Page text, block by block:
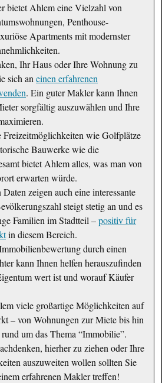
bietet Ahlem eine Vielzahl von
Penthouse-
Apartments mit modernster
Ihr Haus oder Ihre Wohnung zu
sich an einen erfahrenen
. Ein guter Makler kann Ihnen
sorgfältig auszuwählen und Ihre
wie Golfplätze
Bauwerke wie die
bietet Ahlem alles, was man von
erwarten würde.
zeigen auch eine interessante
steigt stetig an und es
Familien im Stadtteil –positiv für
in diesem Bereich.
durch einen
kann Ihnen helfen herauszufinden
wert ist und worauf Käufer
viele großartige Möglichkeiten auf
– von Wohnungen zur Miete bis hin
um das Thema “Immobilie”.
hierher zu ziehen oder Ihre
auszuweiten wollen sollten Sie
erfahrenen Makler treffen!